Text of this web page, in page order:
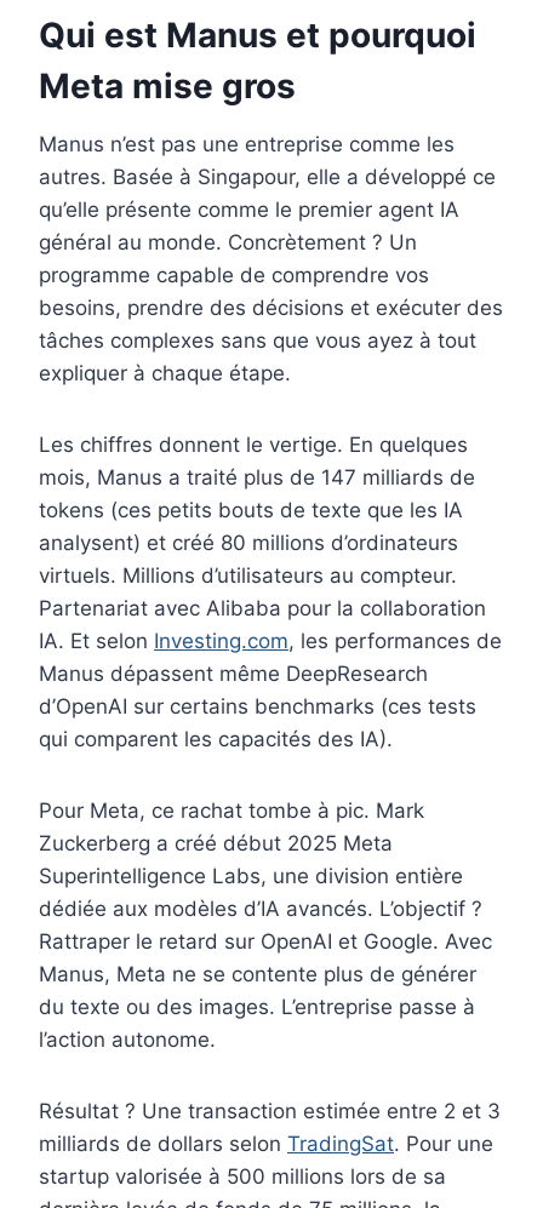
Qui est Manus et pourquoi
Meta mise gros
Manus n’est pas une entreprise comme les
autres. Basée à Singapour, elle a développé ce
qu’elle présente comme le premier agent IA
général au monde. Concrètement ? Un
programme capable de comprendre vos
besoins, prendre des décisions et exécuter des
tâches complexes sans que vous ayez à tout
expliquer à chaque étape.
Les chiffres donnent le vertige. En quelques
mois, Manus a traité plus de 147 milliards de
tokens (ces petits bouts de texte que les IA
analysent) et créé 80 millions d’ordinateurs
virtuels. Millions d’utilisateurs au compteur.
Partenariat avec Alibaba pour la collaboration
IA. Et selon Investing.com, les performances de
Manus dépassent même DeepResearch
d’OpenAI sur certains benchmarks (ces tests
qui comparent les capacités des IA).
Pour Meta, ce rachat tombe à pic. Mark
Zuckerberg a créé début 2025 Meta
Superintelligence Labs, une division entière
dédiée aux modèles d’IA avancés. L’objectif ?
Rattraper le retard sur OpenAI et Google. Avec
Manus, Meta ne se contente plus de générer
du texte ou des images. L’entreprise passe à
l’action autonome.
Résultat ? Une transaction estimée entre 2 et 3
milliards de dollars selon TradingSat. Pour une
startup valorisée à 500 millions lors de sa